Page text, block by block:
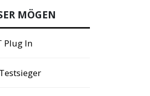
MÖGEN
Plug In